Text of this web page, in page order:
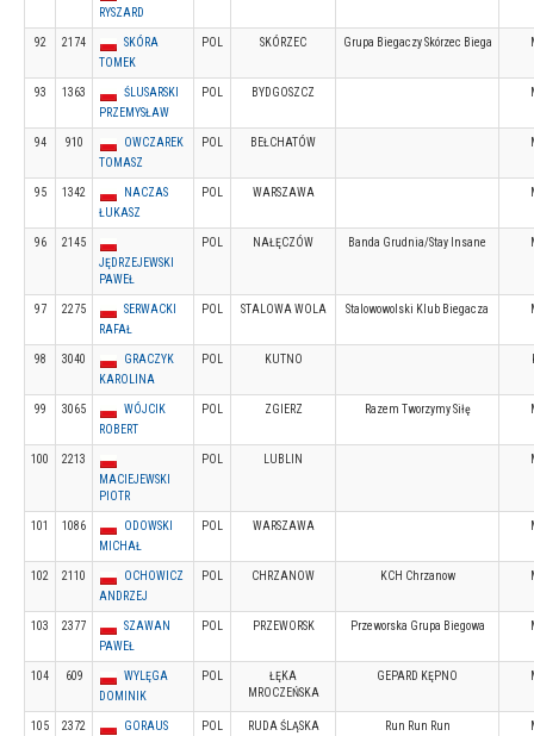
RYSZARD
92 2174
SKÓRA
TOMEK
POL SKÓRZEC Grupa Biegaczy Skórzec Biega
93 1363
ŚLUSARSKI
PRZEMYSŁAW
POL BYDGOSZCZ
94 910
OWCZAREK
TOMASZ
POL BEŁCHATÓW
95 1342
NACZAS
ŁUKASZ
POL WARSZAWA
96
2145
JĘDRZEJEWSKI
PAWEŁ
POL NAŁĘCZÓW Banda Grudnia/Stay Insane
97 2275
SERWACKI
RAFAŁ
POL STALOWA WOLA Stalowowolski Klub Biegacza
98 3040
GRACZYK
KAROLINA
POL KUTNO
99 3065
WÓJCIK
ROBERT
POL ZGIERZ Razem Tworzymy Siłę
100
2213
MACIEJEWSKI
PIOTR
POL LUBLIN
101 1086
ODOWSKI
MICHAŁ
POL WARSZAWA
102 2110
OCHOWICZ
ANDRZEJ
POL CHRZANOW KCH Chrzanow
103 2377
SZAWAN
PAWEŁ
POL PRZEWORSK Przeworska Grupa Biegowa
104 609
WYLĘGA
DOMINIK
POL
ŁĘKA
MROCZEŃSKA
GEPARD KĘPNO
105 2372
GORAUS
POL RUDA ŚLĄSKA Run Run Run